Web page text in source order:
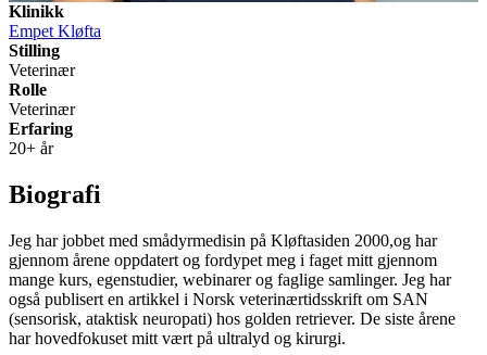
Klinikk
Empet Kløfta
Stilling
Veterinær
Rolle
Veterinær
Erfaring
20+ år
Biografi
Jeg har jobbet med smådyrmedisin på Kløftasiden 2000,og har
gjennom årene oppdatert og fordypet meg i faget mitt gjennom
mange kurs, egenstudier, webinarer og faglige samlinger. Jeg har
også publisert en artikkel i Norsk veterinærtidsskrift om SAN
(sensorisk, ataktisk neuropati) hos golden retriever. De siste årene
har hovedfokuset mitt vært på ultralyd og kirurgi.